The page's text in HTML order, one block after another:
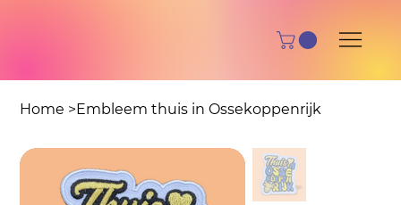
Home >Embleem thuis in Ossekoppenrijk